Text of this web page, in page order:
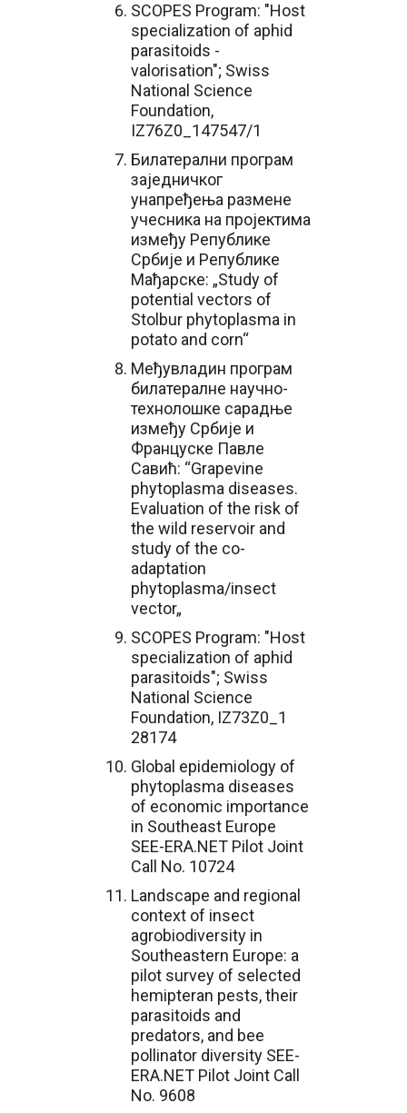
SCOPES Program: "Host
specialization of aphid
parasitoids -
valorisation"; Swiss
National Science
Foundation,
IZ76Z0_147547/1
Билатерални програм
заједничког
унапређења размене
учесника на пројектима
између Републике
Србије и Републике
Мађарске: „Study of
potential vectors of
Stolbur phytoplasma in
potato and corn“
Међувладин програм
билатералне научно-
технолошке сарадње
између Србије и
Француске Павле
Савић: “Grapevine
phytoplasma diseases.
Evaluation of the risk of
the wild reservoir and
study of the co-
adaptation
phytoplasma/insect
vector„
SCOPES Program: "Host
specialization of aphid
parasitoids"; Swiss
National Science
Foundation, IZ73Z0_1
28174
Global epidemiology of
phytoplasma diseases
of economic importance
in Southeast Europe
SEE-ERA.NET Pilot Joint
Call No. 10724
Landscape and regional
context of insect
agrobiodiversity in
Southeastern Europe: a
pilot survey of selected
hemipteran pests, their
parasitoids and
predators, and bee
pollinator diversity SEE-
ERA.NET Pilot Joint Call
No. 9608